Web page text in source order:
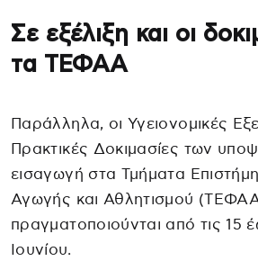
Σε εξέλιξη και οι
τα ΤΕΦΑΑ
Παράλληλα, οι Υγειονομικές
Πρακτικές Δοκιμασίες των
εισαγωγή στα Τμήματα
Αγωγής και Αθλητισμού
πραγματοποιούνται από τις 15
Ιουνίου.